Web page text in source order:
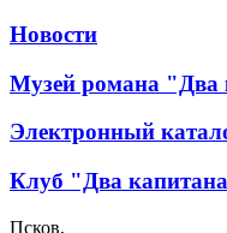
Новости
Музей романа "Два
Электронный
Клуб "Два
Псков,